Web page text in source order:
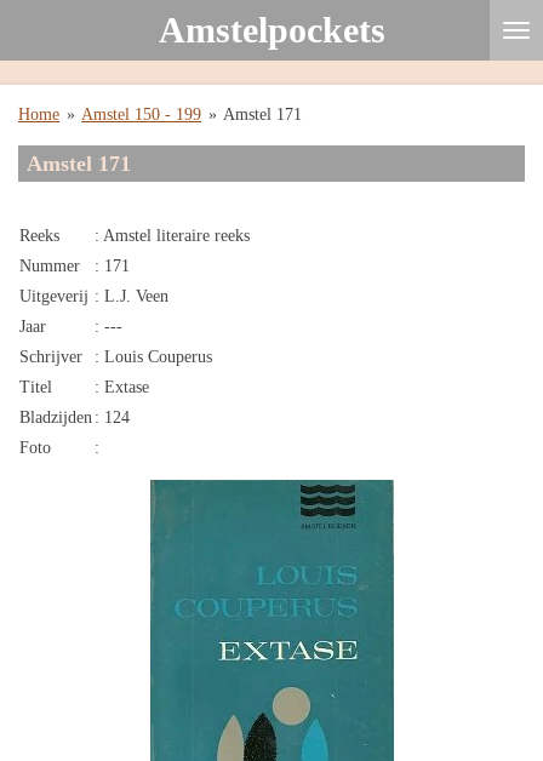
de
Amstelpockets
Home » Amstel 150 - 199 » Amstel 171
Amstel 171
Reeks
: Amstel literaire reeks
Nummer
: 171
Uitgeverij : L.J. Veen
Jaar
: ---
Schrijver
: Louis Couperus
Titel
: Extase
Bladzijden : 124
Foto
: